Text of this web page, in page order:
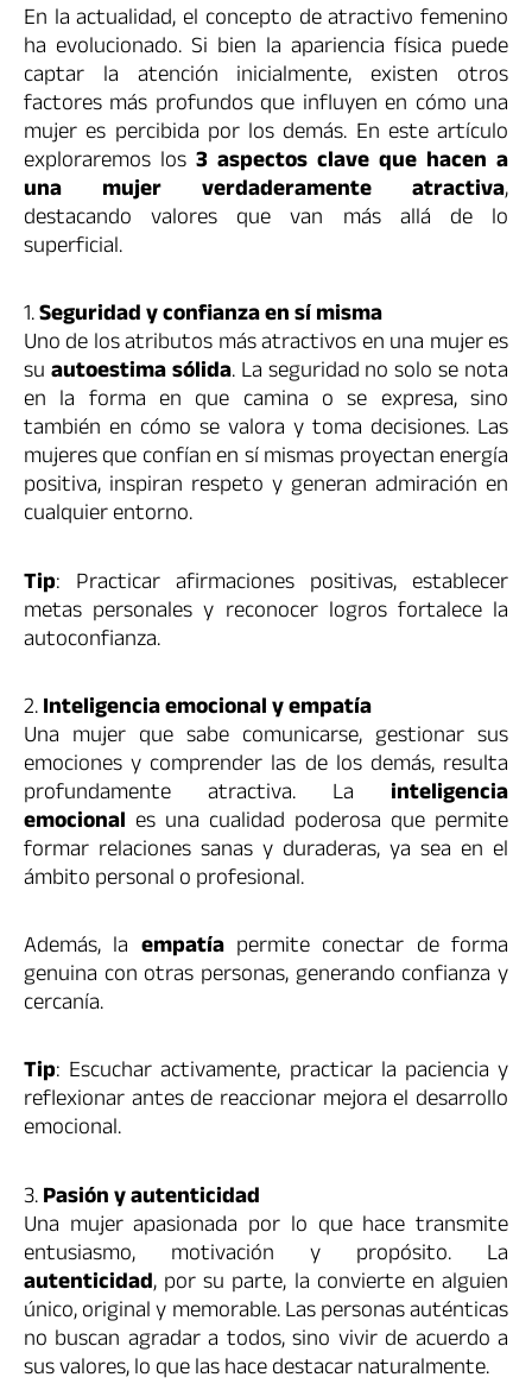
En la actualidad, el concepto de atractivo femenino
ha evolucionado. Si bien la apariencia física puede
captar la atención inicialmente, existen otros
factores más profundos que influyen en cómo una
mujer es percibida por los demás. En este artículo
exploraremos los 3 aspectos clave que hacen a
una mujer verdaderamente atractiva,
destacando valores que van más allá de lo
superficial.
1.Seguridad y confianza en sí misma
Uno de los atributos más atractivos en una mujer es
suautoestima sólida. La seguridad no solo se nota
en la forma en que camina o se expresa, sino
también en cómo se valora y toma decisiones. Las
mujeres que confían en sí mismas proyectan energía
positiva, inspiran respeto y generan admiración en
cualquier entorno.
Tip: Practicar afirmaciones positivas, establecer
metas personales y reconocer logros fortalece la
autoconfianza.
2.Inteligencia emocional y empatía
Una mujer que sabe comunicarse, gestionar sus
emociones y comprender las de los demás, resulta
profundamente atractiva. La inteligencia
emocional es una cualidad poderosa que permite
formar relaciones sanas y duraderas, ya sea en el
ámbito personal o profesional.
Además, la empatíapermite conectar de forma
genuina con otras personas, generando confianza y
cercanía.
Tip: Escuchar activamente, practicar la paciencia y
reflexionar antes de reaccionar mejora el desarrollo
emocional.
3.Pasión y autenticidad
Una mujer apasionada por lo que hace transmite
entusiasmo, motivación y propósito. La
autenticidad, por su parte, la convierte en alguien
único, original y memorable. Las personas auténticas
no buscan agradar a todos, sino vivir de acuerdo a
sus valores, lo que las hace destacar naturalmente.